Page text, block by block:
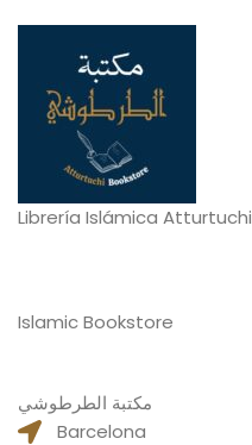
Librería Islámica Atturtuchi
Islamic Bookstore
مكتبة الطرطوشي
Barcelona